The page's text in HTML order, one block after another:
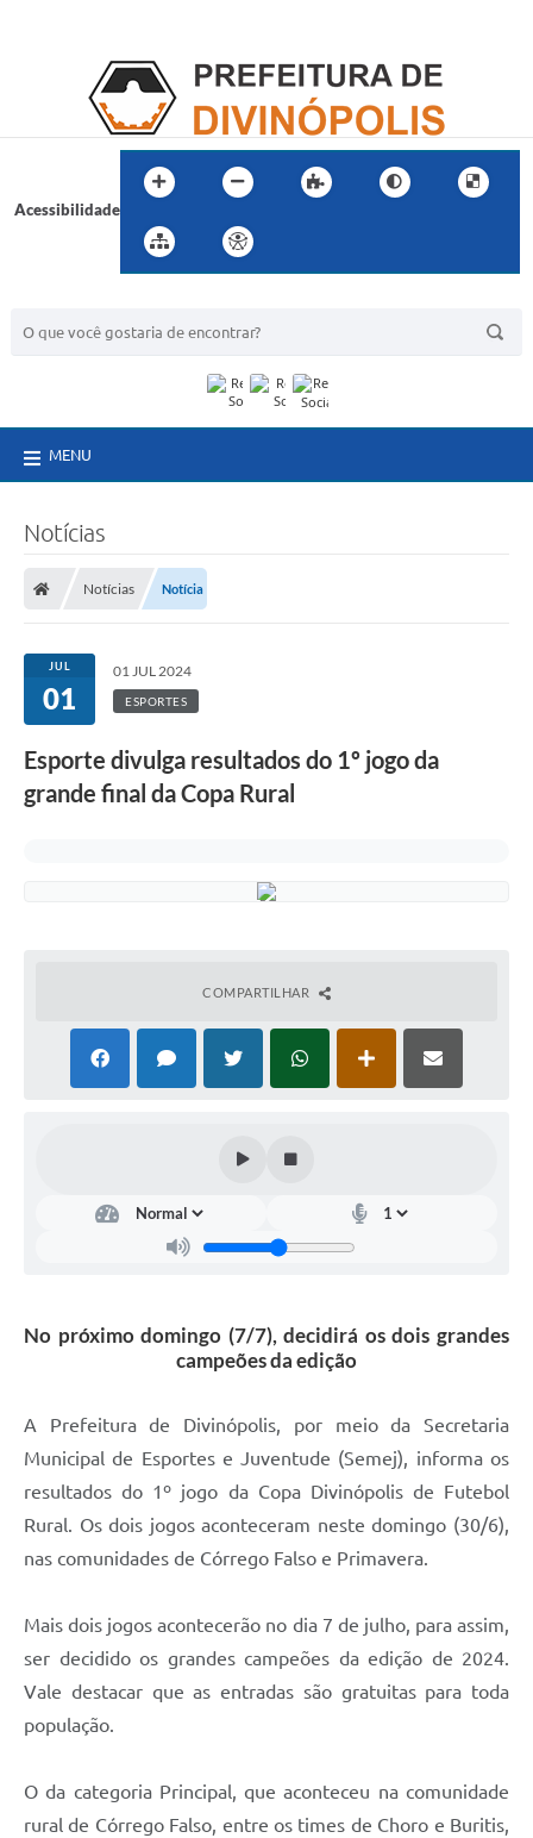
Acessibilidade
MENU
Notícias
Notícias Notícia
JUL
01
01 JUL 2024
ESPORTES
Esporte divulga resultados do 1º jogo da
grande final da Copa Rural
COMPARTILHAR
No próximo domingo (7/7), decidirá os dois grandes
campeões da edição
A Prefeitura de Divinópolis, por meio da Secretaria
Municipal de Esportes e Juventude (Semej), informa os
resultados do 1º jogo da Copa Divinópolis de Futebol
Rural. Os dois jogos aconteceram neste domingo (30/6),
nas comunidades de Córrego Falso e Primavera.
Mais dois jogos acontecerão no dia 7 de julho, para assim,
ser decidido os grandes campeões da edição de 2024.
Vale destacar que as entradas são gratuitas para toda
população.
O da categoria Principal, que aconteceu na comunidade
rural de Córrego Falso, entre os times de Choro e Buritis,